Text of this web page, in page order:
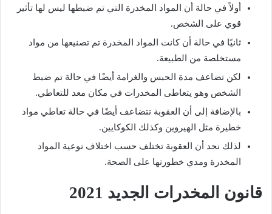
أولاً في حالة أن المواد المخدرة التي تم ضبطها ليس لها تأثير
قوي على الشخص.
ثانيًا في حالة أن كانت المواد المخدرة تم تصنيعها من مواد
مستخلصة من الطبيعة.
لكن تضاعف مدة الحبس والغرامة أيضًا في حالة تم ضبط
الشخص وهو يتعاطى المخدرات في مكان معد للتعاطي.
بالإضافة إلى أن العقوبة تتضاعف أيضًا في حالة تعاطي مواد
خطيرة مثل الهيروين وكذلك الكوكايين.
لذلك نجد أن العقوبة تختلف حسب اختلاف نوعية المواد
المخدرة ومدي خطورتها على الصحة.
قانون المخدرات الجديد 2021